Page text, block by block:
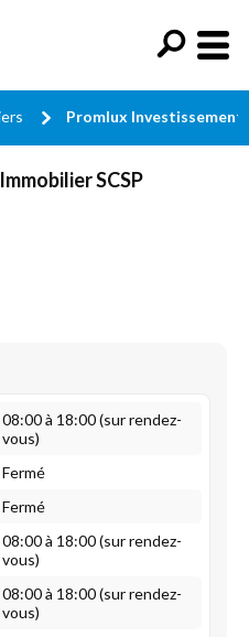
Promlux Investissement
SCSP
08:00 à 18:00 (sur rendez-
vous)
Fermé
Fermé
08:00 à 18:00 (sur rendez-
vous)
08:00 à 18:00 (sur rendez-
vous)